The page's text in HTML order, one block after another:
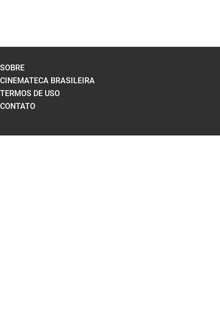
SOBRE
CINEMATECA BRASILEIRA
TERMOS DE USO
CONTATO